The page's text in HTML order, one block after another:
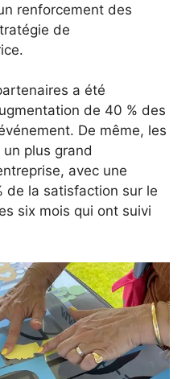
renforcement des
de
a été
de 40 % des
De même, les
plus grand
avec une
de la satisfaction sur le
six mois qui ont suivi